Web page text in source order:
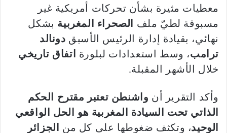
معطيات مثيرة بشأن تحركات أمريكية غير
مسبوقة لطيّ ملف
الصحراء المغربية بشكل
نهائي، بقيادة إدارة الرئيس الأسبق دونالد
ترامب، وسط استعدادات لبلورة
اتفاق تاريخي
خلال الأشهر المقبلة.
وأكد التقرير أن واشنطن تعتبر مقترح الحكم
الذاتي تحت السيادة المغربية هو الحل الواقعي
الوحيد، وتكثف ضغوطها على كل من
الجزائر